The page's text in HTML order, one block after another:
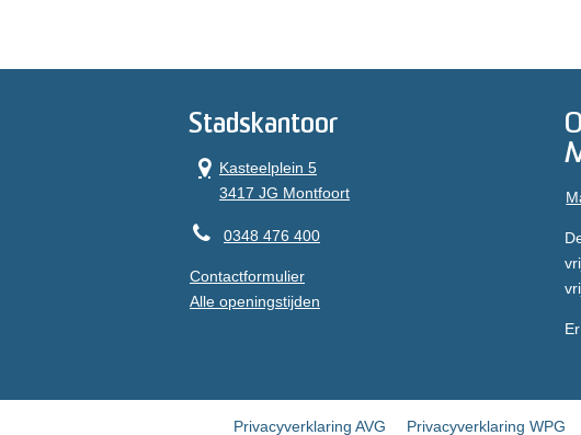
Stadskantoor
Kasteelplein 5
3417 JG Montfoort
0348 476 400
Contactformulier
Alle openingstijden
Privacyverklaring AVG Privacyverklaring WPG